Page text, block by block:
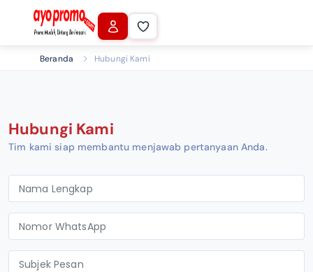
Beranda Hubungi Kami
Hubungi Kami
Tim kami siap membantu menjawab pertanyaan Anda.
Nama Lengkap
Nomor WhatsApp
Subjek Pesan